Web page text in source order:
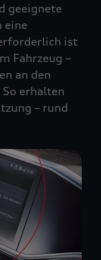
geeignete
eine
ist
Fahrzeug –
an den
erhalten
– rund